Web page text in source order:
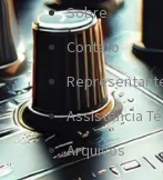
Sobre
Contato
Assistência
Arquivos